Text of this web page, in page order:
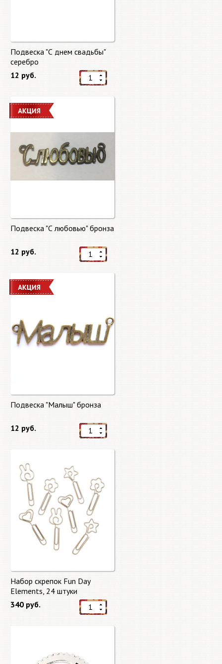
Подвеска "С днем свадьбы"
серебро
12 руб.
Подвеска "С любовью" бронза
12 руб.
Подвеска "Малыш" бронза
12 руб.
Набор скрепок Fun Day
Elements, 24 штуки
340 руб.